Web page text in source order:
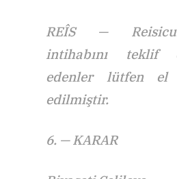
REÎS —
intihabını teklif
edenler lütfen el
edilmiştir.
6. — KARAR